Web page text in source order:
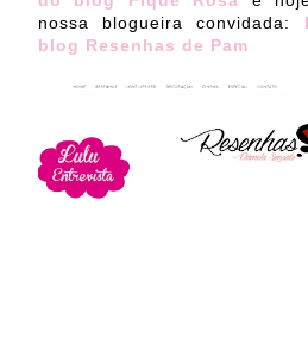
nossa blogueira convidada:
blog Resenhas de Pam